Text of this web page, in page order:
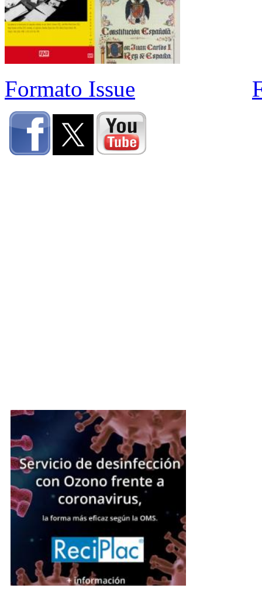
Formato Issue